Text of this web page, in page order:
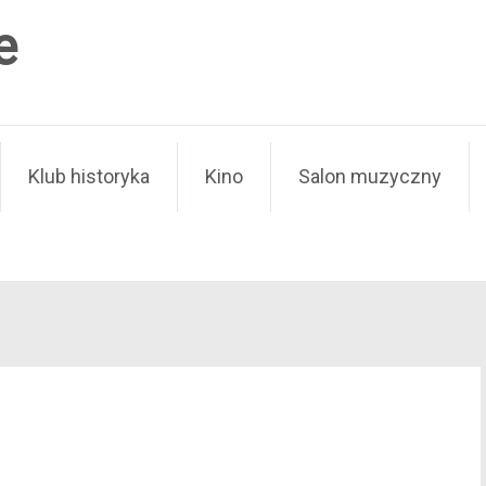
Klub historyka Kino Salon muzyczny